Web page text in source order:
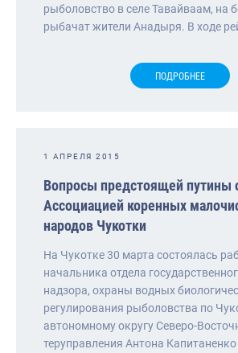
рыболовство в селе Тавайваам, на
рыбачат жители Анадыря. В ходе
ПОДРОБНЕЕ
1 АПРЕЛЯ 2015
Вопросы предстоящей путины
Ассоциацией коренных
народов Чукотки
На Чукотке 30 марта состоялась
начальника отдела
надзора, охраны водных
регулирования рыболовства по
автономному округу Северо-
теруправления Антона